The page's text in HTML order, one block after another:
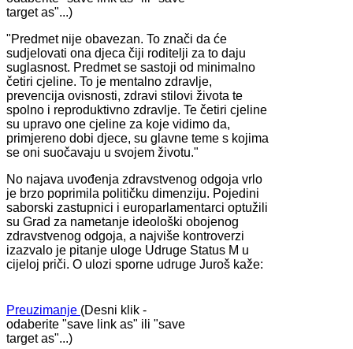
target as"...)
"Predmet nije obavezan. To znači da će
sudjelovati ona djeca čiji roditelji za to daju
suglasnost. Predmet se sastoji od minimalno
četiri cjeline. To je mentalno zdravlje,
prevencija ovisnosti, zdravi stilovi života te
spolno i reproduktivno zdravlje. Te četiri cjeline
su upravo one cjeline za koje vidimo da,
primjereno dobi djece, su glavne teme s kojima
se oni suočavaju u svojem životu."
No najava uvođenja zdravstvenog odgoja vrlo
je brzo poprimila političku dimenziju. Pojedini
saborski zastupnici i europarlamentarci optužili
su Grad za nametanje ideološki obojenog
zdravstvenog odgoja, a najviše kontroverzi
izazvalo je pitanje uloge Udruge Status M u
cijeloj priči. O ulozi sporne udruge Juroš kaže:
Preuzimanje (Desni klik -
odaberite "save link as" ili "save
target as"...)